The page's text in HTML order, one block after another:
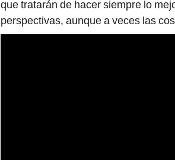
que tratarán de hacer siempre lo
perspectivas, aunque a veces las